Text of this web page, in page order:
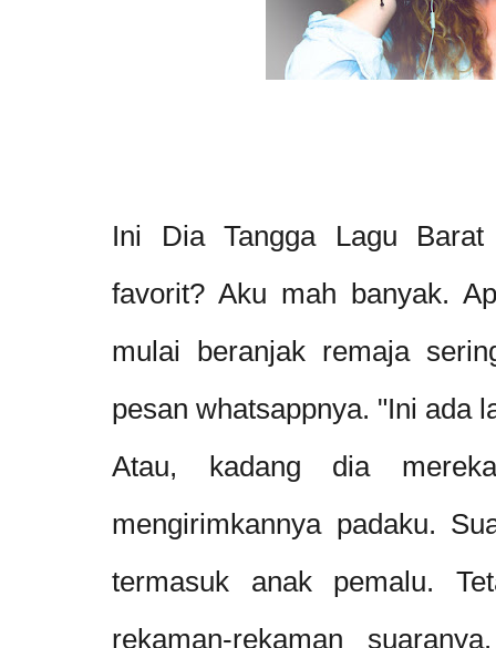
Ini Dia Tangga Lagu
favorit? Aku mah banyak.
mulai beranjak remaja
pesan whatsappnya. "Ini ada
Atau, kadang dia
mengirimkannya padaku.
termasuk anak pemalu.
rekaman-rekaman